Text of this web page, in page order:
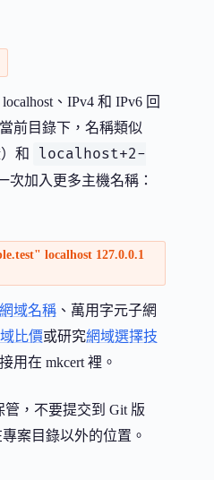
、IPv4 和 IPv6 回
前目錄下，名稱類似
）和
localhost+2-
次加入更多主機名稱：
localhost 127.0.0.1
網域名稱 、萬用字元子網
比價或研究網域選擇技
用在 mkcert 裡。
管，不要提交到 Git 版
案目錄以外的位置。